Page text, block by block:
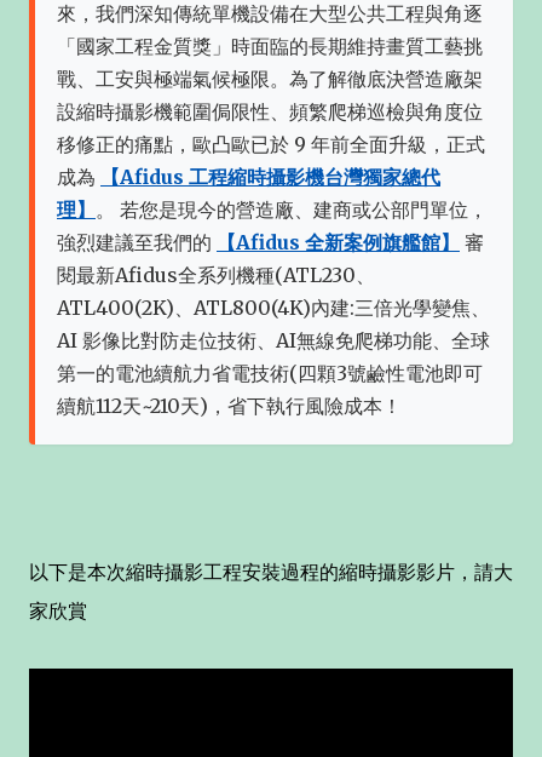
來，我們深知傳統單機設備在大型公共工程與角逐
「國家工程金質獎」時面臨的長期維持畫質工藝挑
戰、工安與極端氣候極限。為了解徹底決營造廠架
設縮時攝影機範圍侷限性、頻繁爬梯巡檢與角度位
移修正的痛點，歐凸歐已於 9 年前全面升級，正式
成為
【Afidus 工程縮時攝影機台灣獨家總代
理】 。 若您是現今的營造廠、建商或公部門單位，
強烈建議至我們的
【Afidus 全新案例旗艦館】
審
閱最新Afidus全系列機種(ATL230、
ATL400(2K)、ATL800(4K)內建:三倍光學變焦、
AI 影像比對防走位技術、AI無線免爬梯功能、全球
第一的電池續航力省電技術(四顆3號鹼性電池即可
續航112天~210天)，省下執行風險成本！
以下是本次縮時攝影工程安裝過程的縮時攝影影片，請大
家欣賞